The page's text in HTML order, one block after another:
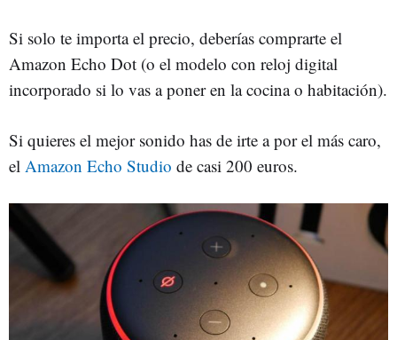
Si solo te importa el precio, deberías comprarte el
Amazon Echo Dot (o el modelo con reloj digital
incorporado si lo vas a poner en la cocina o habitación).
Si quieres el mejor sonido has de irte a por el más caro,
el Amazon Echo Studio de casi 200 euros.